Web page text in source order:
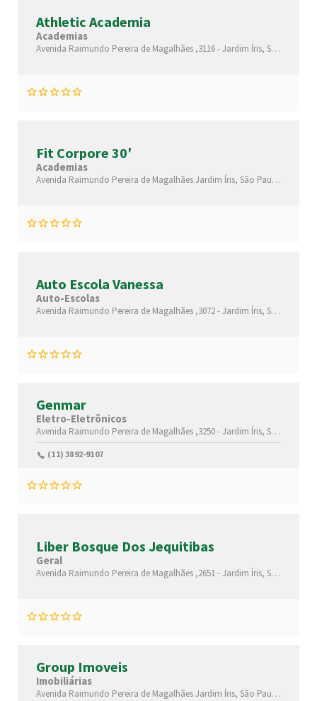
Athletic Academia
Academias
Avenida Raimundo Pereira de Magalhães ,3116 -Jardim Íris, São Paulo-
Fit Corpore 30′
Academias
Avenida Raimundo Pereira de MagalhãesJardim Íris, São Paulo-
Auto Escola Vanessa
Auto-Escolas
Avenida Raimundo Pereira de Magalhães ,3072 -Jardim Íris, São Paulo-
Genmar
Eletro-Eletrônicos
Avenida Raimundo Pereira de Magalhães ,3250 -Jardim Íris, São Paulo-
(11) 3892-9107
Liber Bosque Dos Jequitibas
Geral
Avenida Raimundo Pereira de Magalhães ,2651 -Jardim Íris, São Paulo-
Group Imoveis
Imobiliárias
Avenida Raimundo Pereira de MagalhãesJardim Íris, São Paulo-